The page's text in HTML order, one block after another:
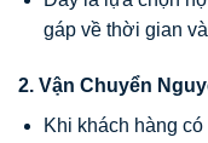
gáp về thời gian
2. Vận Chuyển
Khi khách hàng